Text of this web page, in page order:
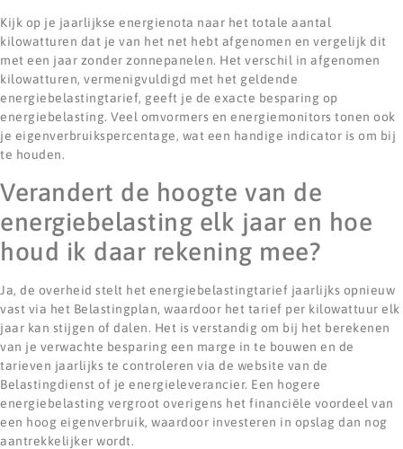
Kijk op je jaarlijkse energienota naar het totale aantal
kilowatturen dat je van het net hebt afgenomen en vergelijk dit
met een jaar zonder zonnepanelen. Het verschil in afgenomen
kilowatturen, vermenigvuldigd met het geldende
energiebelastingtarief, geeft je de exacte besparing op
energiebelasting. Veel omvormers en energiemonitors tonen ook
je eigenverbruikspercentage, wat een handige indicator is om bij
te houden.
Verandert de hoogte van de
energiebelasting elk jaar en hoe
houd ik daar rekening mee?
Ja, de overheid stelt het energiebelastingtarief jaarlijks opnieuw
vast via het Belastingplan, waardoor het tarief per kilowattuur elk
jaar kan stijgen of dalen. Het is verstandig om bij het berekenen
van je verwachte besparing een marge in te bouwen en de
tarieven jaarlijks te controleren via de website van de
Belastingdienst of je energieleverancier. Een hogere
energiebelasting vergroot overigens het financiële voordeel van
een hoog eigenverbruik, waardoor investeren in opslag dan nog
aantrekkelijker wordt.